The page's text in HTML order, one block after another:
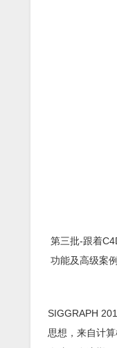
第三批-跟着
功能及高级案
SIGGRAPH
思想，来自计